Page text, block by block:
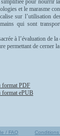
pour nourrir
et le marasme
sur l’utilisation
qui sont
à l’évaluation de
permettant de cerner
format PDF
format ePUB
/ FAQ